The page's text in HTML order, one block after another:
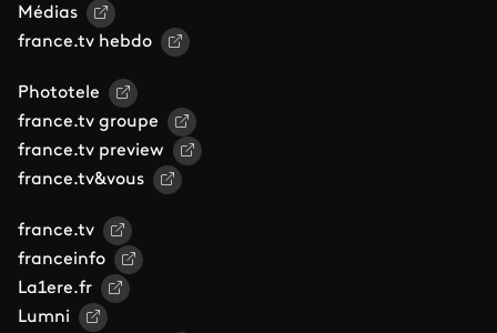
Médias
france.tv hebdo
Phototele
france.tv groupe
france.tv preview
france.tv&vous
france.tv
franceinfo
La1ere.fr
Lumni